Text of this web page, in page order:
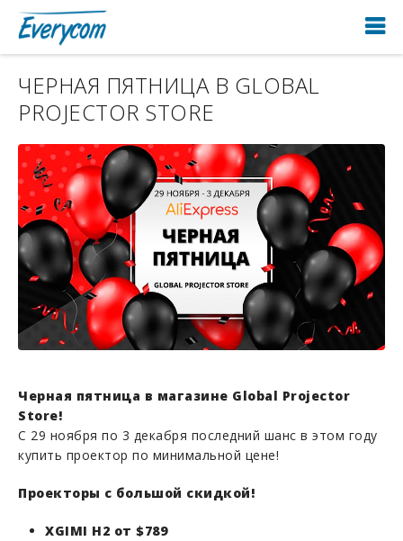
ЧЕРНАЯ ПЯТНИЦА В GLOBAL
PROJECTOR STORE
Черная пятница в магазине Global Projector
Store!
С 29 ноября по 3 декабря последний шанс в этом году
купить проектор по минимальной цене!
Проекторы с большой скидкой!
XGIMI H2 от $789